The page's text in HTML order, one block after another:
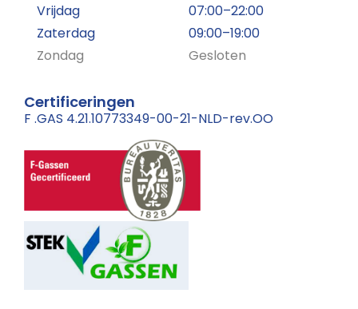
Vrijdag
07:00–22:00
Zaterdag
09:00–19:00
Zondag
Gesloten
Certificeringen
F .GAS 4.21.10773349-00-21-NLD-rev.OO